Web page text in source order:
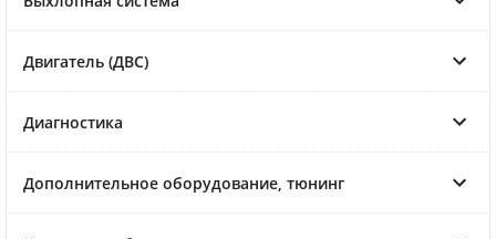
Двигатель (ДВС)
Диагностика
Дополнительное оборудование, тюнинг